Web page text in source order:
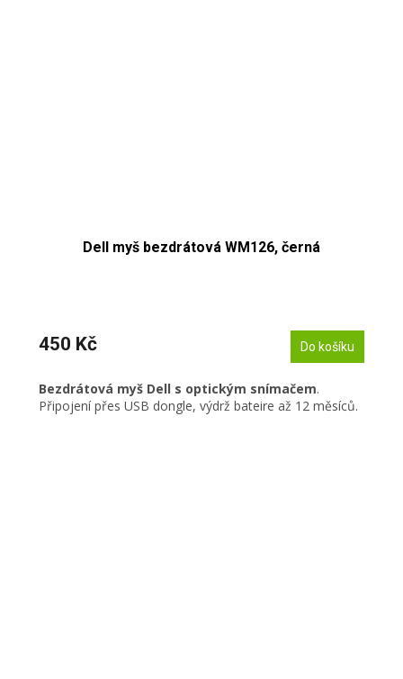
Dell myš bezdrátová WM126, černá
450 Kč Do košíku
Bezdrátová myš Dell s optickým snímačem.
Připojení přes USB dongle, výdrž bateire až 12 měsíců.